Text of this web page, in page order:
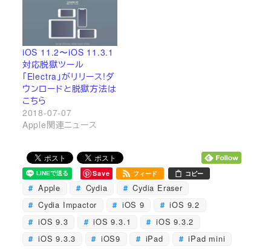
iOS 11.2〜iOS 11.3.1
対応脱獄ツール
「Electra」がリリース!ダ
ウンロードと脱獄方法は
こちら
2018-07-07
Apple関連ニュース
Save フィード コピー
Apple Cydia
Cydia Eraser
Cydia Impactor
iOS 9
iOS 9.2
iOS 9.3
iOS 9.3.1
iOS 9.3.2
iOS 9.3.3
iOS9 iPad
iPad mini